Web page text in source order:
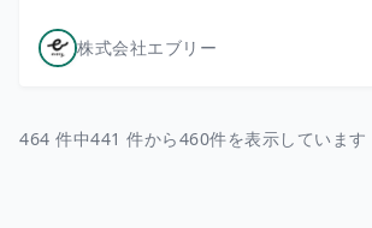
株式会社エブリー
464 件中441 件から460件を表示しています